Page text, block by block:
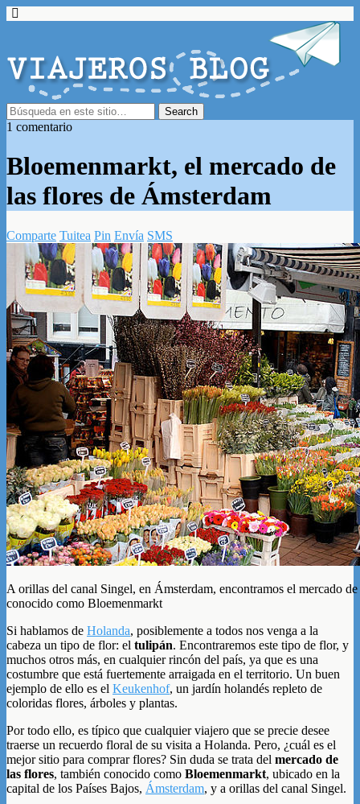
1 comentario
Bloemenmarkt, el mercado de
las flores de Ámsterdam
Comparte Tuitea Pin Envía SMS
A orillas del canal Singel, en Ámsterdam, encontramos el mercado
conocido como Bloemenmarkt
Si hablamos de Holanda, posiblemente a todos nos venga a la
cabeza un tipo de flor: el tulipán. Encontraremos este tipo de flor, y
muchos otros más, en cualquier rincón del país, ya que es una
costumbre que está fuertemente arraigada en el territorio. Un buen
ejemplo de ello es el Keukenhof, un jardín holandés repleto de
coloridas flores, árboles y plantas.
Por todo ello, es típico que cualquier viajero que se precie desee
traerse un recuerdo floral de su visita a Holanda. Pero, ¿cuál es el
mejor sitio para comprar flores? Sin duda se trata del mercado de
las flores, también conocido como Bloemenmarkt, ubicado en la
capital de los Países Bajos, Ámsterdam, y a orillas del canal Singel.